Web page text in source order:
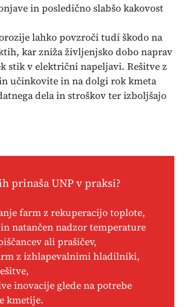
in posledično slabšo kakovost
lahko povzroči tudi škodo na
kar zniža življenjsko dobo naprav
stik v električni napeljavi. Rešitve z
učinkovite in na dolgi rok kmeta
dela in stroškov ter izboljšajo
prinaša UNP v praksi?
farm z rekuperacijo toplote,
natančen nadzor temperature
ali prašičev,
z izhlapevalnimi hladilniki,
inovacije glede na potrebe
kmetije.